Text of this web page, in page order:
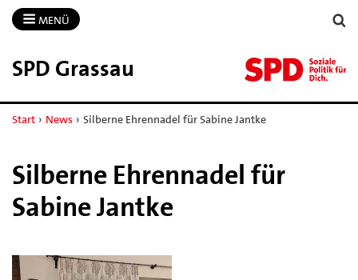
MENÜ
SPD Grassau
Start › News › Silberne Ehrennadel für Sabine Jantke
Silberne Ehrennadel für
Sabine Jantke